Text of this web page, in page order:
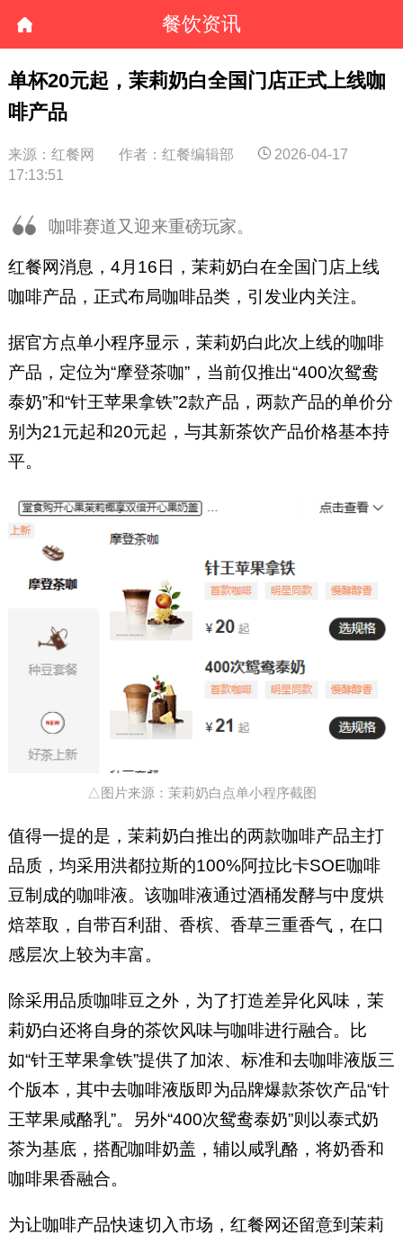
餐饮资讯
单杯20元起，茉莉奶白全国门店正式上线咖
啡产品
来源：红餐网 作者：红餐编辑部
2026-04-17
17:13:51
咖啡赛道又迎来重磅玩家。
红餐网消息，4月16日，茉莉奶白在全国门店上线
咖啡产品，正式布局咖啡品类，引发业内关注。
据官方点单小程序显示，茉莉奶白此次上线的咖啡
产品，定位为“摩登茶咖”，当前仅推出“400次鸳鸯
泰奶”和“针王苹果拿铁”2款产品，两款产品的单价分
别为21元起和20元起，与其新茶饮产品价格基本持
平。
△图片来源：茉莉奶白点单小程序截图
值得一提的是，茉莉奶白推出的两款咖啡产品主打
品质，均采用洪都拉斯的100%阿拉比卡SOE咖啡
豆制成的咖啡液。该咖啡液通过酒桶发酵与中度烘
焙萃取，自带百利甜、香槟、香草三重香气，在口
感层次上较为丰富。
除采用品质咖啡豆之外，为了打造差异化风味，茉
莉奶白还将自身的茶饮风味与咖啡进行融合。比
如“针王苹果拿铁”提供了加浓、标准和去咖啡液版三
个版本，其中去咖啡液版即为品牌爆款茶饮产品“针
王苹果咸酪乳”。另外“400次鸳鸯泰奶”则以泰式奶
茶为基底，搭配咖啡奶盖，辅以咸乳酪，将奶香和
咖啡果香融合。
为让咖啡产品快速切入市场，红餐网还留意到茉莉